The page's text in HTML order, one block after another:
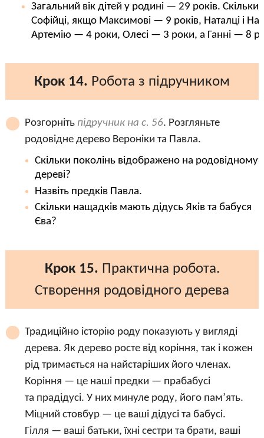
Загальний вік дітей у родині — 29 років. Скільки
Софійці, якщо Максимові — 9 років, Наталці і
Артемію — 4 роки, Олесі — 3 роки, а Ганні — 8
Крок 14. Робота з підручником
Розгорніть підручник на с. 56. Розгляньте
родовідне дерево Вероніки та Павла.
Скільки поколінь відображено на родовідному
дереві?
Назвіть предків Павла.
Скільки нащадків мають дідусь Яків та бабуся
Єва?
Крок 15. Практична робота.
Створення родовідного дерева
Традиційно історію роду показують у вигляді
дерева. Як дерево росте від коріння, так і кожен
рід тримається на найстаріших його членах.
Коріння — це наші предки — прабабусі
та прадідусі. У них минуле роду, його пам’ять.
Міцний стовбур — це ваші дідусі та бабусі.
Гілля — ваші батьки, їхні сестри та брати, ваші